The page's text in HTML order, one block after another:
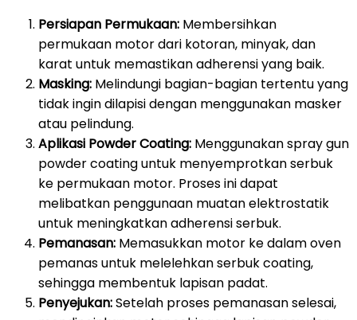
Persiapan Permukaan: Membersihkan
permukaan motor dari kotoran, minyak, dan
karat untuk memastikan adherensi yang baik.
Masking: Melindungi bagian-bagian tertentu yang
tidak ingin dilapisi dengan menggunakan masker
atau pelindung.
Aplikasi Powder Coating: Menggunakan spray gun
powder coating untuk menyemprotkan serbuk
ke permukaan motor. Proses ini dapat
melibatkan penggunaan muatan elektrostatik
untuk meningkatkan adherensi serbuk.
Pemanasan: Memasukkan motor ke dalam oven
pemanas untuk melelehkan serbuk coating,
sehingga membentuk lapisan padat.
Penyejukan:Setelah proses pemanasan selesai,